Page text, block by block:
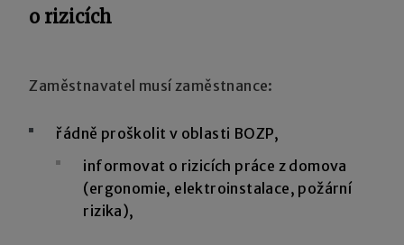
o rizicích
Zaměstnavatel musí zaměstnance:
řádně proškolit v oblasti BOZP,
informovat o rizicích práce z domova
(ergonomie, elektroinstalace, požární
rizika),